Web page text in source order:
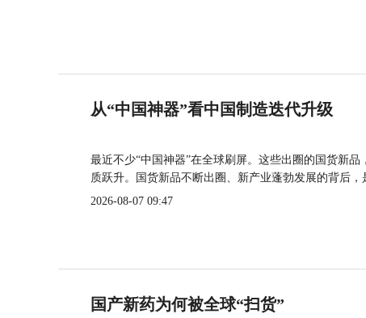
从“中国神器”看中国制造迭代升级
最近不少“中国神器”在全球刷屏。这些出圈的国货新
质跃升。国货新品不断出圈、新产业蓬勃发展的背后，
2026-08-07 09:47
国产新药为何被全球“扫货”